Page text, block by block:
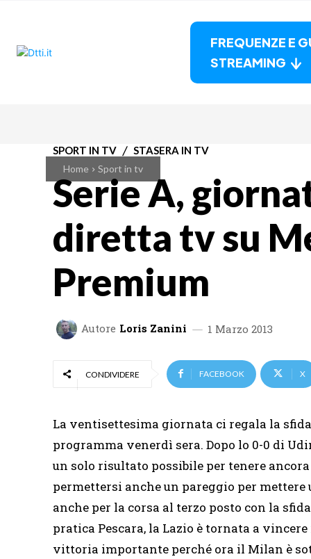
FREQUENZE E
STREAMING
Home Sport in tv
SPORT IN TV STASERA IN TV
Serie A,
diretta tv su
Premium
Autore Loris Zanini 1 Marzo 2013
CONDIVIDERE FACEBOOK X
La ventisettesima giornata ci regala la
programma venerdì sera. Dopo lo 0-0 di
un solo risultato possibile per tenere
permettersi anche un pareggio per
anche per la corsa al terzo posto con la sfida
pratica Pescara, la Lazio è tornata a
vittoria importante perché ora il Milan è